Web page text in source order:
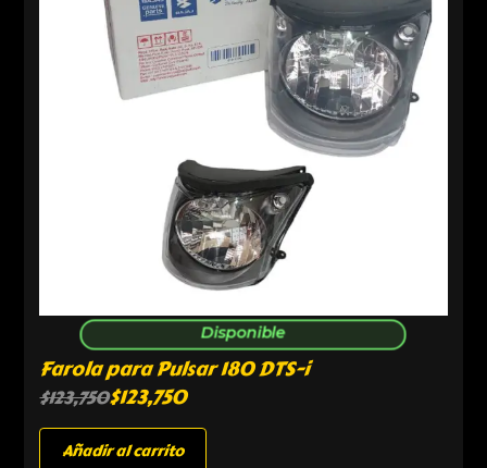
Disponible
Farola para Pulsar 180 DTS-i
$123,750$123,750
Añadir al carrito